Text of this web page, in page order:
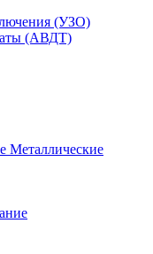
(УЗО)
(АВДТ)
Металлические